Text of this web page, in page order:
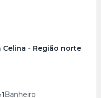
Celina - Região norte
1Banheiro